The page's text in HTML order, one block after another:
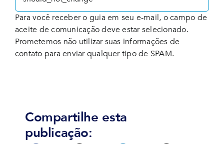
Para você receber o guia em seu e-mail, o campo de
aceite de comunicação deve estar selecionado.
Prometemos não utilizar suas informações de
contato para enviar qualquer tipo de SPAM.
Compartilhe esta
publicação: